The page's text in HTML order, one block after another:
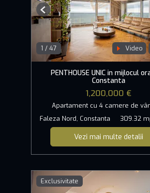
1 / 47 Video
Previous
PENTHOUSE UNIC in mijlocul
Constanta
1,200,000 €
Apartament cu 4 camere de
Faleza Nord, Constanta
309.32
Vezi mai multe detalii
Exclusivitate